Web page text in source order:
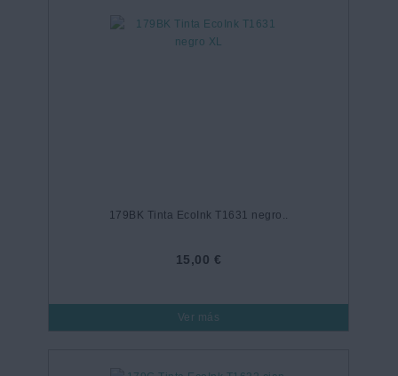
179BK Tinta EcoInk T1631 negro..
15,00 €
Ver más